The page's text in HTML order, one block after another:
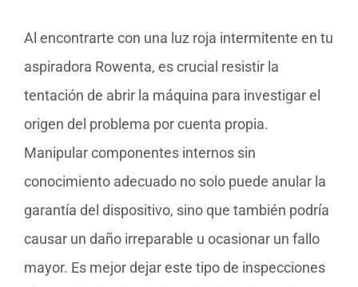
Al encontrarte con una luz roja intermitente en tu
aspiradora Rowenta, es crucial resistir la
tentación de abrir la máquina para investigar el
origen del problema por cuenta propia.
Manipular componentes internos sin
conocimiento adecuado no solo puede anular la
garantía del dispositivo, sino que también podría
causar un daño irreparable u ocasionar un fallo
mayor. Es mejor dejar este tipo de inspecciones